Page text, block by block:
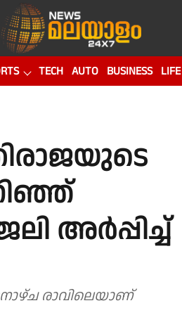
TECH AUTO BUSINESS LIFE
അർപ്പിച്ച്
രാവിലെയാണ്